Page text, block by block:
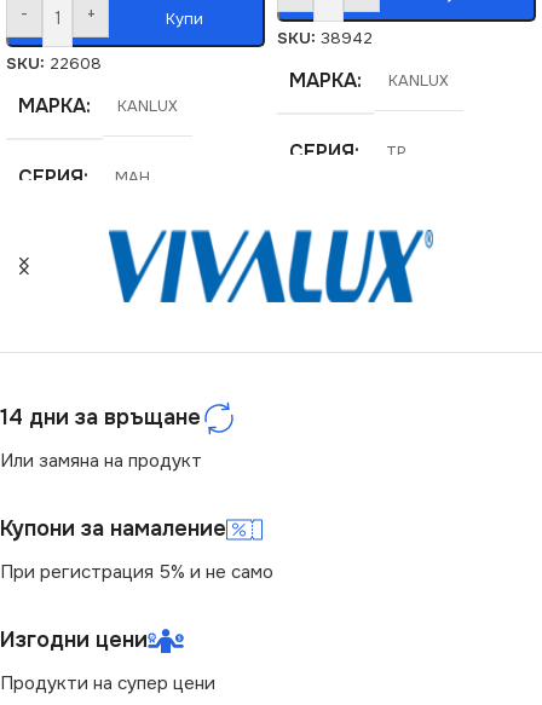
- + Купи
SKU: 22608
МАРКА KANLUX
СЕРИЯ MAH
ЦВЕТНА ТЕМПЕРАТУРА
(K)
СВЕТЛИНЕН ПОТОК
(LM)
СТЕПЕН НА ЗАЩИТА
НАПРЕЖЕНИЕ (V)
SKU: 38942
МАРКА KANLUX
СЕРИЯ TP
ВИД
ЦВЯТ Бял
14 дни за връщане
Или замяна на продукт
Купони за намаление
При регистрация 5% и не само
Изгодни цени
Продукти на супер цени